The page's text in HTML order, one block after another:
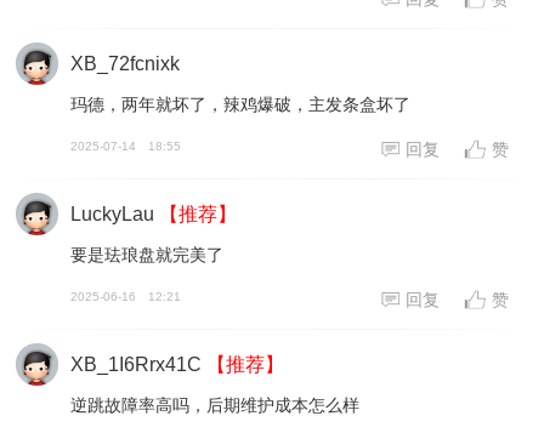
XB_72fcnixk
玛德，两年就坏了，辣鸡爆破，主发条盒坏了
2025-07-14 18:55 回复 赞
LuckyLau 【推荐】
要是珐琅盘就完美了
2025-06-16 12:21 回复 赞
XB_1I6Rrx41C 【推荐】
逆跳故障率高吗，后期维护成本怎么样